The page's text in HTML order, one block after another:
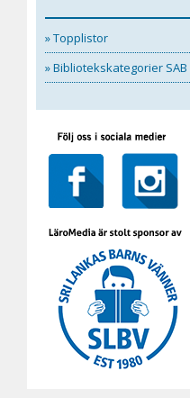
» Topplistor
» Bibliotekskategorier SAB